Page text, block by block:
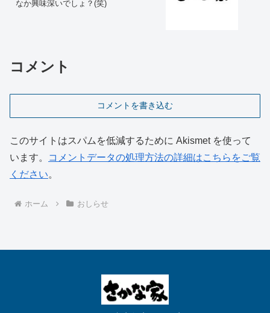
なか興味深いでしょ？(笑)
コメント
コメントを書き込む
このサイトはスパムを低減するために Akismet を使って
います。
コメントデータの処理方法の詳細はこちらをご覧
ください。
ホーム おしらせ